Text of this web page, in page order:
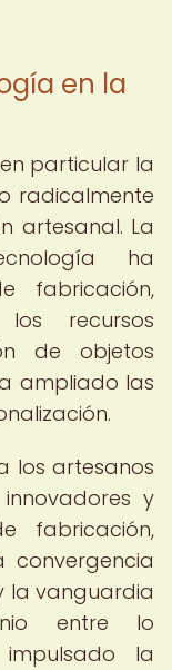
en la
particular la
radicalmente
artesanal. La
ha
fabricación,
recursos
de objetos
ampliado las
los artesanos
y
fabricación,
la vanguardia
entre lo
la